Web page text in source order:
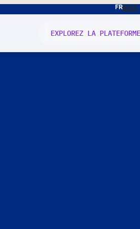
FRENIT
EXPLOREZ LA PLATEFORME